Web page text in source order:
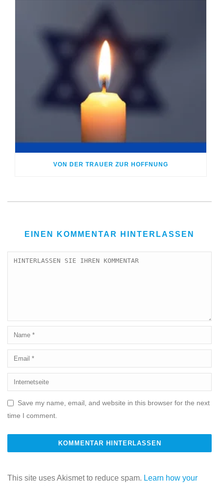
VON DER TRAUER ZUR HOFFNUNG
EINEN KOMMENTAR HINTERLASSEN
Save my name, email, and website in this browser for the next
time I comment.
This site uses Akismet to reduce spam. Learn how your